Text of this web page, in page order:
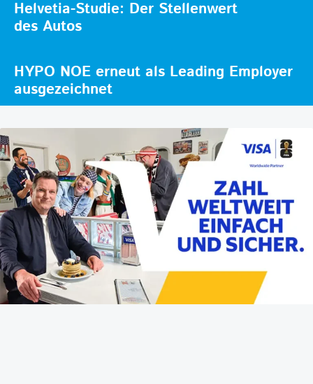
Helvetia-Studie: Der Stellenwert
des Autos
HYPO NOE erneut als Leading Employer
ausgezeichnet